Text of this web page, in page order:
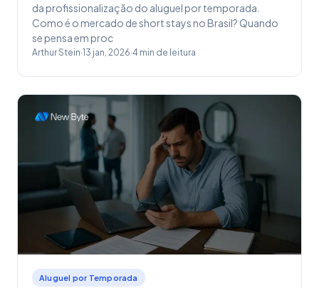
da profissionalização do aluguel por temporada.
Como é o mercado de short stays no Brasil? Quando
se pensa em proc
Arthur Stein·13 jan, 2026·4 min de leitura
Aluguel por Temporada